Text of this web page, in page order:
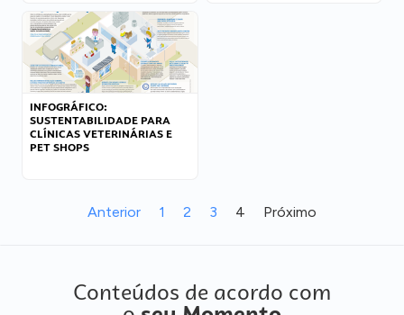
INFOGRÁFICO:
SUSTENTABILIDADE PARA
CLÍNICAS VETERINÁRIAS E
PET SHOPS
Anterior 1 2 3 4 Próximo
Conteúdos de acordo com